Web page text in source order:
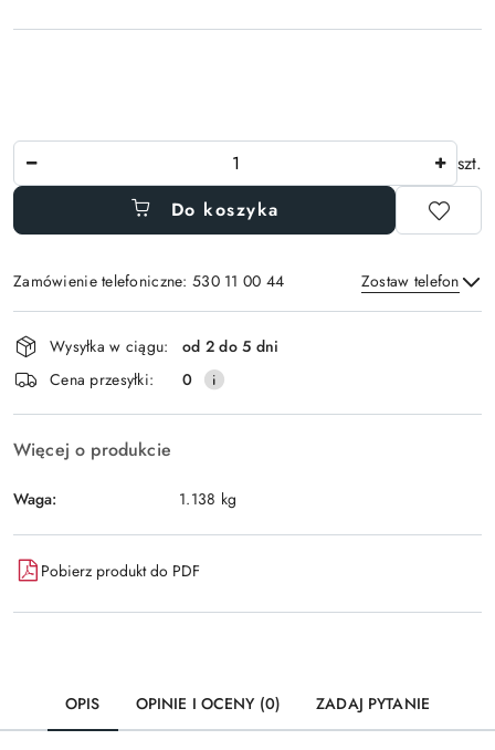
szt.
Do koszyka
Zamówienie telefoniczne: 530 11 00 44 Zostaw telefon
Wyślij
Dostępność
i
dostawa
Wysyłka w ciągu:
od 2 do 5 dni
Cena przesyłki:
0
Więcej o produkcie
Waga: 1.138 kg
Pobierz produkt do PDF
OPIS OPINIE I OCENY (0) ZADAJ PYTANIE